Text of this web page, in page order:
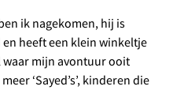
ik nagekomen, hij is
heeft een klein winkeltje
waar mijn avontuur ooit
‘Sayed’s’, kinderen die